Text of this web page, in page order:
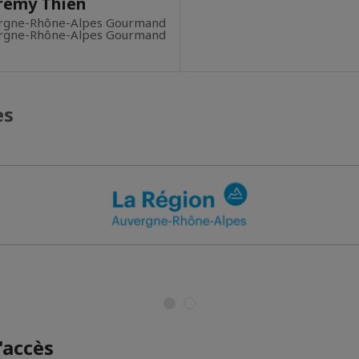
Rhône-Alpes Gourmand
Rhône-Alpes Gourmand